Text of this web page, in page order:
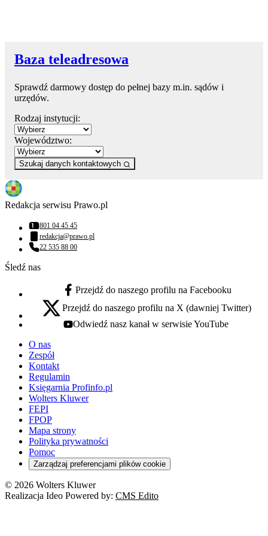
Baza teleadresowa
Sprawdź darmowy dostęp do pełnej bazy m.in. sądów i
urzędów.
Rodzaj instytucji:
Województwo:
Szukaj danych kontaktowych
Redakcja serwisu Prawo.pl
Numer telefonu:
801 04 45 45
Adres email:
redakcja@prawo.pl
Numer telefonu:
22 535 88 00
Śledź nas
facebook - otwiera się w nowej karcie
Przejdź do naszego profilu na Facebooku
x - otwiera się w nowej karcie
Przejdź do naszego profilu na X (dawniej Twitter)
youtube - otwiera się w nowej karcie
Odwiedź nasz kanał w serwisie YouTube
O nas
Zespół
Kontakt
Regulamin
Księgarnia Profinfo.pl
Wolters Kluwer
FEPI
FPOP
Mapa strony
Polityka prywatności
Pomoc
Zarządzaj preferencjami plików cookie
© 2026 Wolters Kluwer
Realizacja Ideo Powered by: CMS Edito